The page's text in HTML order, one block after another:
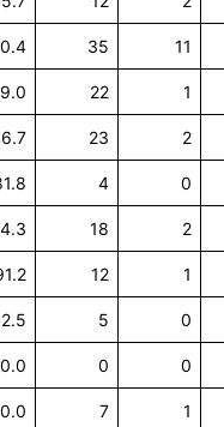
35 11
22 1
23 2
4 0
18 2
12 1
5 0
0 0
7 1